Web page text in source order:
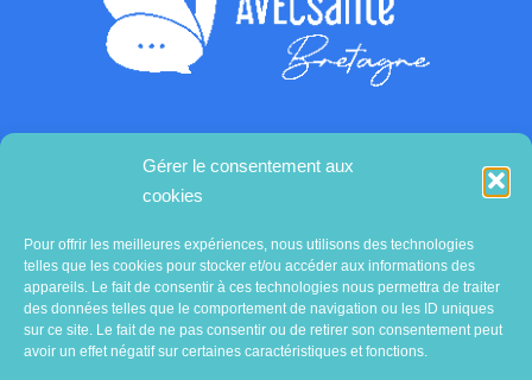
Gérer le consentement aux
cookies
Pour offrir les meilleures expériences, nous utilisons des technologies
telles que les cookies pour stocker et/ou accéder aux informations des
appareils. Le fait de consentir à ces technologies nous permettra de traiter
des données telles que le comportement de navigation ou les ID uniques
sur ce site. Le fait de ne pas consentir ou de retirer son consentement peut
avoir un effet négatif sur certaines caractéristiques et fonctions.
Contactez-nous